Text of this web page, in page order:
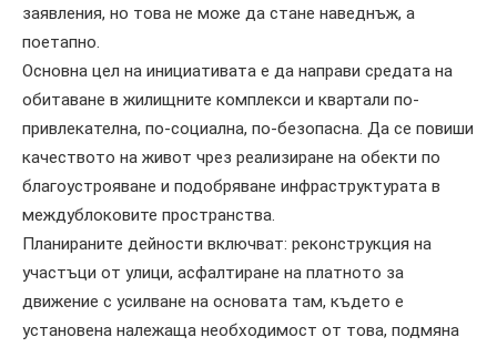
заявления, но това не може да стане наведнъж, а
поетапно.
Основна цел на инициативата е да направи средата на
обитаване в жилищните комплекси и квартали по-
привлекателна, по-социална, по-безопасна. Да се повиши
качеството на живот чрез реализиране на обекти по
благоустрояване и подобряване инфраструктурата в
междублоковите пространства.
Планираните дейности включват: реконструкция на
участъци от улици, асфалтиране на платното за
движение с усилване на основата там, където е
установена належаща необходимост от това, подмяна